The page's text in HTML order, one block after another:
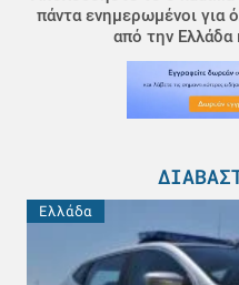
πάντα ενημερωμένοι για
από την Ελλάδα
Ελλάδα